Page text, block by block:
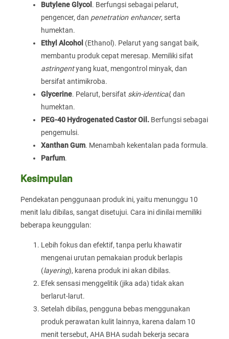
Butylene Glycol . Berfungsi sebagai pelarut,
pengencer, dan penetration enhancer, serta
humektan.
Ethyl Alcohol (Ethanol). Pelarut yang sangat baik,
membantu produk cepat meresap. Memiliki sifat
astringentyang kuat, mengontrol minyak, dan
bersifat antimikroba.
Glycerine. Pelarut, bersifat skin-identical, dan
humektan.
PEG-40 Hydrogenated Castor Oil. Berfungsi sebagai
pengemulsi.
Xanthan Gum. Menambah kekentalan pada formula.
Parfum.
Kesimpulan
Pendekatan penggunaan produk ini, yaitu menunggu 10
menit lalu dibilas, sangat disetujui. Cara ini dinilai memiliki
beberapa keunggulan:
Lebih fokus dan efektif, tanpa perlu khawatir
mengenai urutan pemakaian produk berlapis
(layering), karena produk ini akan dibilas.
Efek sensasi menggelitik (jika ada) tidak akan
berlarut-larut.
Setelah dibilas, pengguna bebas menggunakan
produk perawatan kulit lainnya, karena dalam 10
menit tersebut, AHA BHA sudah bekerja secara